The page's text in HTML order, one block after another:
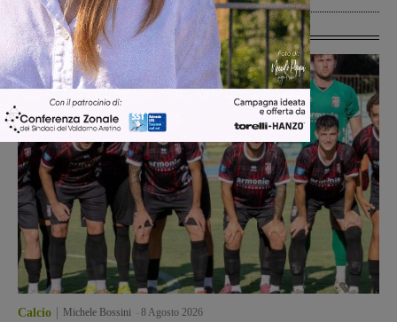
Ultime Calcio
Calcio Michele Bossini 8 Agosto 2026